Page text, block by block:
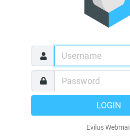
LOGIN
Evilus Webmail